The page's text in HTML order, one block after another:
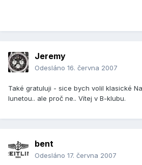
Jeremy
Odesláno 16. června 2007
Také gratuluji - sice bych volil klasické
lunetou.. ale proč ne.. Vítej v B-klubu.
bent
Odesláno 17. června 2007